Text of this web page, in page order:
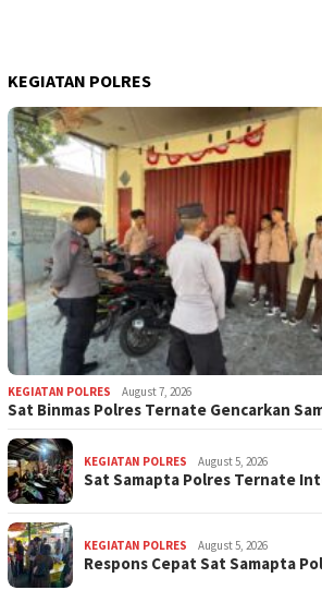
KEGIATAN POLRES
KEGIATAN POLRES August 7, 2026
Sat Binmas Polres Ternate Gencarkan
KEGIATAN POLRES August 5, 2026
Sat Samapta Polres Ternate
KEGIATAN POLRES August 5, 2026
Respons Cepat Sat Samapta